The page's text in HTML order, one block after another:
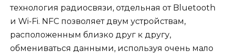
технология радиосвязи, отдельная от Bluetooth
и Wi-Fi. NFC позволяет двум устройствам,
расположенным близко друг к другу,
обмениваться данными, используя очень мало